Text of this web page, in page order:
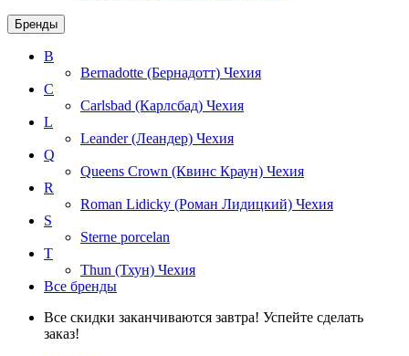
Бренды
B
Bernadotte (Бернадотт) Чехия
C
Carlsbad (Карлсбад) Чехия
L
Leander (Леандер) Чехия
Q
Queens Crown (Квинс Краун) Чехия
R
Roman Lidicky (Роман Лидицкий) Чехия
S
Sterne porcelan
T
Thun (Тхун) Чехия
Все бренды
Все скидки заканчиваются завтра! Успейте сделать
заказ!